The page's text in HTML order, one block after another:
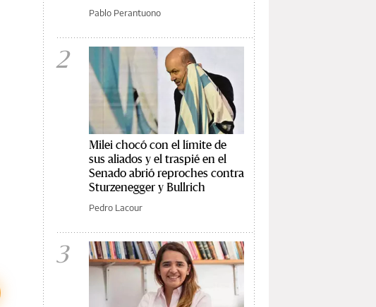
Pablo Perantuono
2
Milei chocó con el límite de
sus aliados y el traspié en el
Senado abrió reproches contra
Sturzenegger y Bullrich
Pedro Lacour
3